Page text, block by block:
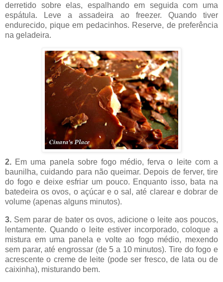
derretido sobre elas, espalhando em seguida com uma
espátula. Leve a assadeira ao freezer. Quando tiver
endurecido, pique em pedacinhos. Reserve, de preferência
na geladeira.
2. Em uma panela sobre fogo médio, ferva o leite com a
baunilha, cuidando para não queimar. Depois de ferver, tire
do fogo e deixe esfriar um pouco. Enquanto isso, bata na
batedeira os ovos, o açúcar e o sal, até clarear e dobrar de
volume (apenas alguns minutos).
3. Sem parar de bater os ovos, adicione o leite aos poucos,
lentamente. Quando o leite estiver incorporado, coloque a
mistura em uma panela e volte ao fogo médio, mexendo
sem parar, até engrossar (de 5 a 10 minutos). Tire do fogo e
acrescente o creme de leite (pode ser fresco, de lata ou de
caixinha), misturando bem.